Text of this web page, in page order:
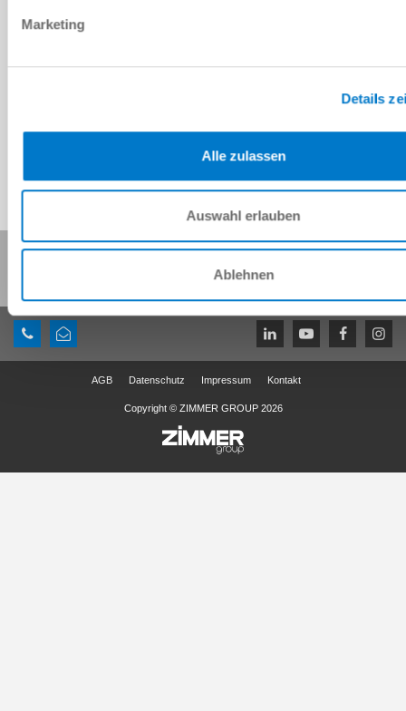
Marketing
Details
Alle zulassen
Auswahl erlauben
Ablehnen
Download CAD-Daten
Diese Seite teilen:
AGB Datenschutz Impressum Kontakt
Copyright © ZIMMER GROUP 2026